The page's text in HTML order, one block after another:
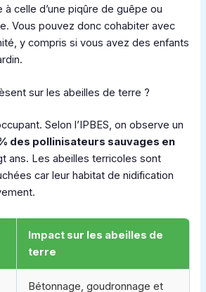
celle d’une piqûre de guêpe ou
Vous pouvez donc cohabiter avec
y compris si vous avez des enfants
sur les abeilles de terre ?
Selon l’IPBES, on observe un
des pollinisateurs sauvages en
ans. Les abeilles terricoles sont
car leur habitat de nidification
Impact sur les abeilles de
terre
Bétonnage, goudronnage et